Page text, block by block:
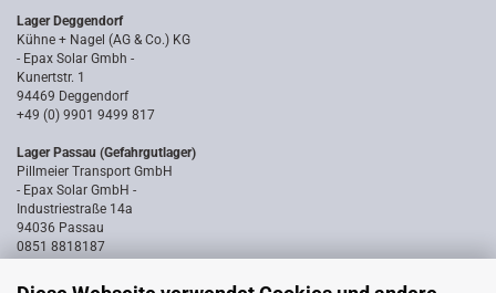
Lager Deggendorf
Kühne + Nagel (AG & Co.) KG
- Epax Solar Gmbh -
Kunertstr. 1
94469 Deggendorf
+49 (0) 9901 9499 817
Lager Passau (Gefahrgutlager)
Pillmeier Transport GmbH
- Epax Solar GmbH -
Industriestraße 14a
94036 Passau
0851 8818187